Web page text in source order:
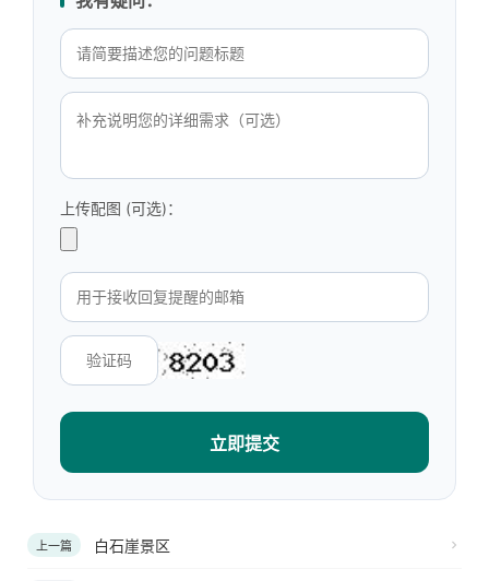
上传配图 (可选)：
立即提交
上一篇 白石崖景区